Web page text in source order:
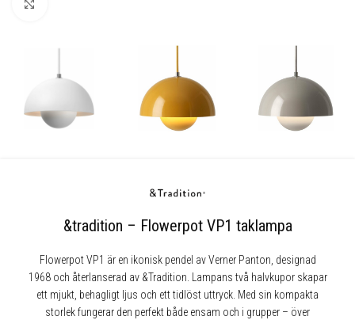
&tradition – Flowerpot VP1 taklampa
Flowerpot VP1 är en ikonisk pendel av Verner Panton, designad
1968 och återlanserad av &Tradition. Lampans två halvkupor skapar
ett mjukt, behagligt ljus och ett tidlöst uttryck. Med sin kompakta
storlek fungerar den perfekt både ensam och i grupper – över